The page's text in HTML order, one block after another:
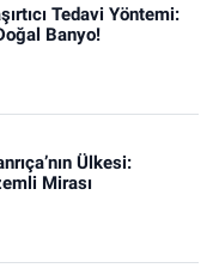
Tedavi Yöntemi:
Banyo!
Ülkesi:
Mirası